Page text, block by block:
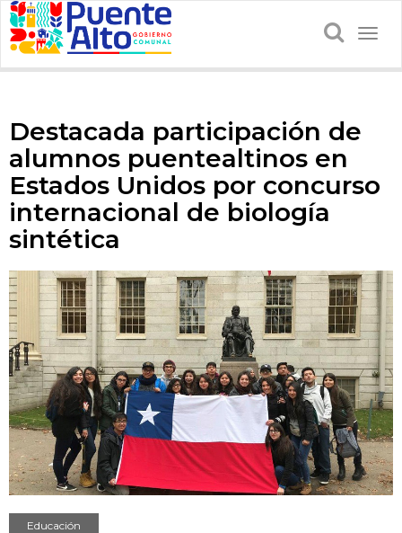
Destacada participación de
alumnos puentealtinos en
Estados Unidos por concurso
internacional de biología
sintética
Educación